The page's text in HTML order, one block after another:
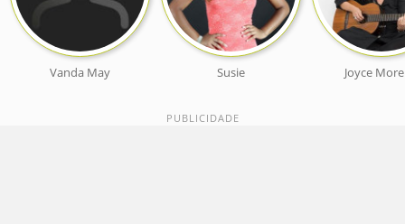
Vanda May Susie Joyce